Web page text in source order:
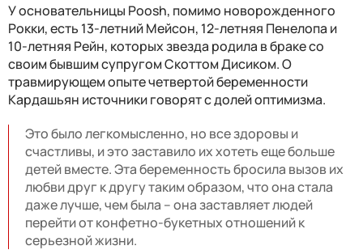
У основательницы Poosh, помимо новорожденного
Рокки, есть 13-летний Мейсон, 12-летняя Пенелопа и
10-летняя Рейн, которых звезда родила в браке со
своим бывшим супругом Скоттом Дисиком. О
травмирующем опыте четвертой беременности
Кардашьян источники говорят с долей оптимизма.
Это было легкомысленно, но все здоровы и
счастливы, и это заставило их хотеть еще больше
детей вместе. Эта беременность бросила вызов их
любви друг к другу таким образом, что она стала
даже лучше, чем была – она заставляет людей
перейти от конфетно-букетных отношений к
серьезной жизни.